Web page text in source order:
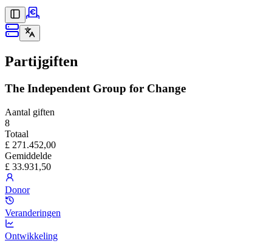
Partijgiften
The Independent Group for Change
Aantal giften
8
Totaal
£ 271.452,00
Gemiddelde
£ 33.931,50
Donor
Veranderingen
Ontwikkeling